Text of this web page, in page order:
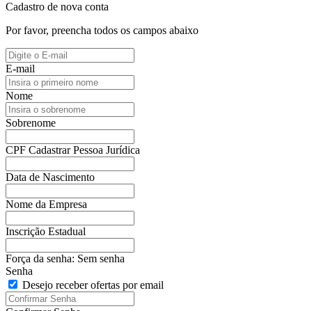
Cadastro de nova conta
Por favor, preencha todos os campos abaixo
E-mail
Nome
Sobrenome
CPF Cadastrar Pessoa Jurídica
Data de Nascimento
Nome da Empresa
Inscrição Estadual
Força da senha: Sem senha
Senha
Desejo receber ofertas por email